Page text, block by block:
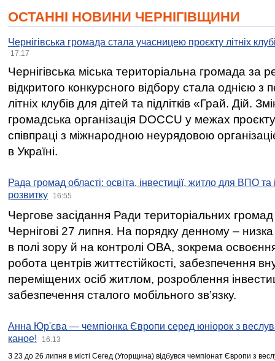
ОСТАННІ НОВИНИ ЧЕРНІГІВЩИНИ
Чернігівська громада стала учасницею проєкту літніх
17:17
Чернігівська міська територіальна громада за
відкритого конкурсного відбору стала однією
літніх клубів для дітей та підлітків «Грай. Дій.
громадська організація DOCCU у межах
співпраці з міжнародною неурядовою
в Україні.
Рада громад області: освіта, інвестиції, житло для ВПО
розвитку
16:55
Чергове засідання Ради територіальних громад
Чернігові 27 липня. На порядку денному –
в полі зору й на контролі ОВА, зокрема освоєння
робота центрів життєстійкості, забезпечення
переміщених осіб житлом, розроблення
забезпечення сталого мобільного зв’язку.
Анна Юр'єва — чемпіонка Європи серед юніорок з
каное!
16:13
З 23 до 26 липня в місті Сегед (Угорщина) відбувся чемпіонат Європи з